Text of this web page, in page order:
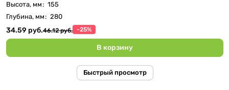
Высота, мм: 155
Глубина, мм: 280
34.59 руб.46.12 руб. -25%
В корзину
Быстрый просмотр